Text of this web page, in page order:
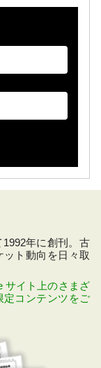
年に創刊。古
ト動向を日々取
サイト上のさまざ
定コンテンツをご